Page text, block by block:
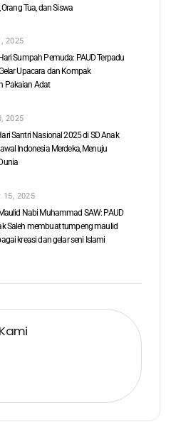
Orang Tua, dan Siswa
2025
Sumpah Pemuda: PAUD Terpadu
Upacara dan Kompak
Pakaian Adat
2025
Santri Nasional 2025 di SD Anak
Indonesia Merdeka, Menuju
15, 2025
Nabi Muhammad SAW: PAUD
Saleh membuat tumpeng maulid
kreasi dan gelar seni Islami